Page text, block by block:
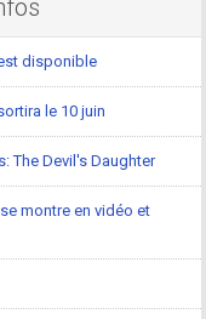
disponible
le 10 juin
The Devil's Daughter
montre en vidéo et